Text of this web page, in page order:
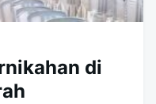
di